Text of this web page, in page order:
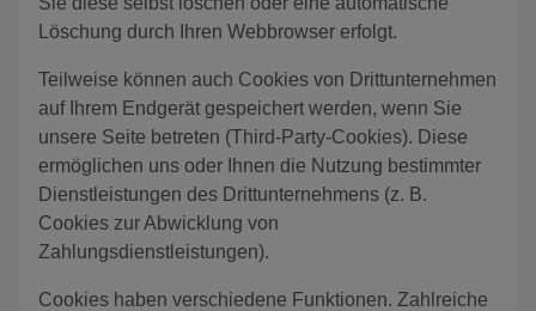
Löschung durch Ihren Webbrowser erfolgt.
Teilweise können auch Cookies von Drittunternehmen
auf Ihrem Endgerät gespeichert werden, wenn Sie
unsere Seite betreten (Third-Party-Cookies). Diese
ermöglichen uns oder Ihnen die Nutzung bestimmter
Dienstleistungen des Drittunternehmens (z. B.
Cookies zur Abwicklung von
Zahlungsdienstleistungen).
Cookies haben verschiedene Funktionen. Zahlreiche